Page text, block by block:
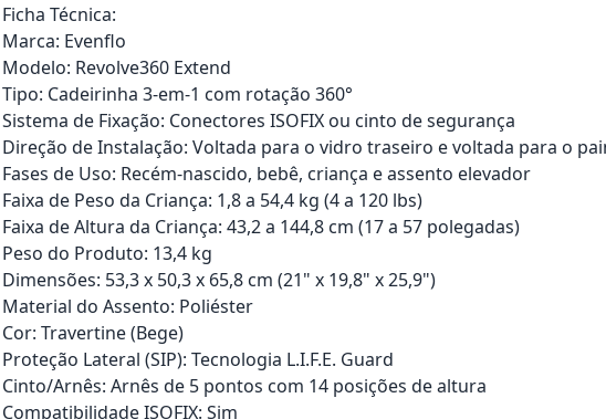
Ficha Técnica:
Marca: Evenflo
Modelo: Revolve360 Extend
Tipo: Cadeirinha 3-em-1 com rotação 360°
Sistema de Fixação: Conectores ISOFIX ou cinto de segurança
Direção de Instalação: Voltada para o vidro traseiro e voltada para o
Fases de Uso: Recém-nascido, bebê, criança e assento elevador
Faixa de Peso da Criança: 1,8 a 54,4 kg (4 a 120 lbs)
Faixa de Altura da Criança: 43,2 a 144,8 cm (17 a 57 polegadas)
Peso do Produto: 13,4 kg
Dimensões: 53,3 x 50,3 x 65,8 cm (21" x 19,8" x 25,9")
Material do Assento: Poliéster
Cor: Travertine (Bege)
Proteção Lateral (SIP): Tecnologia L.I.F.E. Guard
Cinto/Arnês: Arnês de 5 pontos com 14 posições de altura
Compatibilidade ISOFIX: Sim